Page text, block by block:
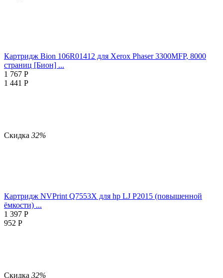
Картридж Bion 106R01412 для Xerox Phaser 3300MFP, 8000
страниц [Бион] ...
1 767 Р
1 441 Р
Скидка 32%
Картридж NVPrint Q7553X для hp LJ P2015 (повышенной
ёмкости) ...
1 397 Р
952 Р
Скидка 32%